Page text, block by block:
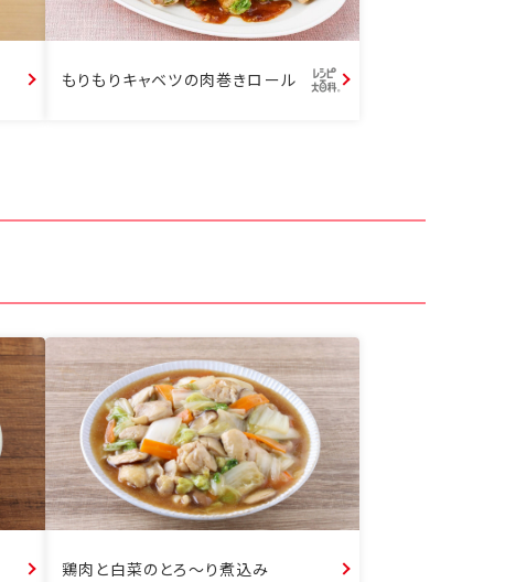
もりもりキャベツの肉巻きロール
鶏肉と白菜のとろ～り煮込み